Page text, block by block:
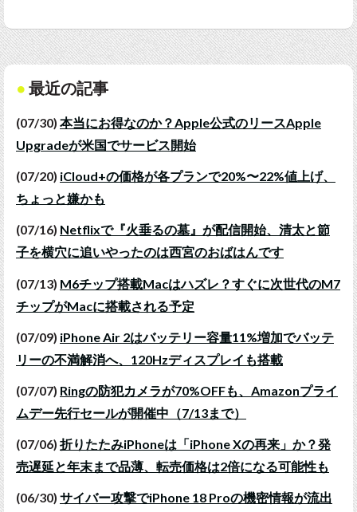
最近の記事
(07/30) 本当にお得なのか？Apple公式のリースApple
Upgradeが米国でサービス開始
(07/20) iCloud+の価格が各プランで20%〜22%値上げ、
ちょっと嫌かも
(07/16) Netflixで『火垂るの墓』が配信開始、清太と節
子を横穴に追いやったのは西宮のおばはんです
(07/13) M6チップ搭載Macはハズレ？すぐに次世代のM7
チップがMacに搭載される予定
(07/09) iPhone Air 2はバッテリー容量11%増加でバッテ
リーの不満解消へ、120Hzディスプレイも搭載
(07/07) Ringの防犯カメラが70%OFFも、Amazonプライ
ムデー先行セールが開催中（7/13まで）
(07/06) 折りたたみiPhoneは「iPhone Xの再来」か？発
売遅延と年末まで品薄、転売価格は2倍になる可能性も
(06/30) サイバー攻撃でiPhone 18 Proの機密情報が流出